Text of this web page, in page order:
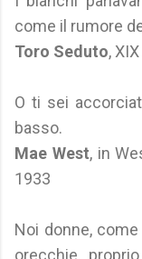
come il rumore
Toro Seduto,
O ti sei
basso.
Mae West, in
1933
Noi donne,
orecchie,